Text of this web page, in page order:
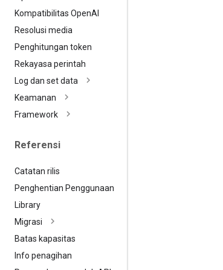
Kompatibilitas OpenAI
Resolusi media
Penghitungan token
Rekayasa perintah
Log dan set data
Keamanan
Framework
Referensi
Catatan rilis
Penghentian Penggunaan
Library
Migrasi
Batas kapasitas
Info penagihan